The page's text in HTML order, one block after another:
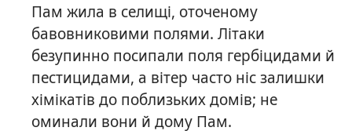
Пам жила в селищі, оточеному
бавовниковими полями. Літаки
безупинно посипали поля гербіцидами й
пестицидами, а вітер часто ніс залишки
хімікатів до поблизьких домів; не
оминали вони й дому Пам.